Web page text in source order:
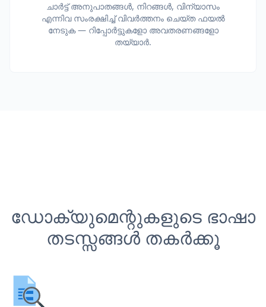
ചാർട്ട് അനുപാതങ്ങൾ, നിറങ്ങൾ, വിന്യാസം
എന്നിവ സംരക്ഷിച്ച് വിവർത്തനം ചെയ്ത ഫയൽ
നേടുക — റിപ്പോർട്ടുകളോ അവതരണങ്ങളോ
തയ്യാർ.
ഡോക്യുമെന്റുകളുടെ ഭാഷാ
തടസ്സങ്ങൾ തകർക്കൂ